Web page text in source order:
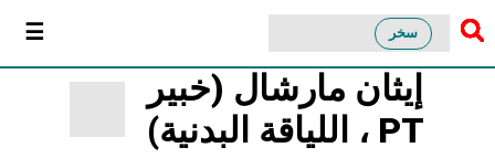
سخر
إيثان مارشال (خبير
اللياقة البدنية) ، PT